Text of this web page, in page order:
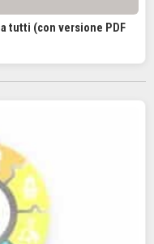
tutti (con versione PDF